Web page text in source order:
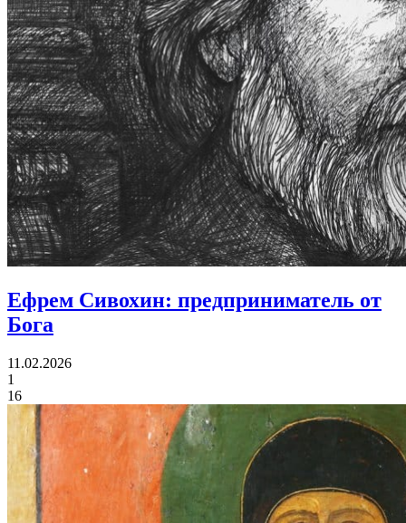
Ефрем Сивохин: предприниматель от
Бога
11.02.2026
1
16